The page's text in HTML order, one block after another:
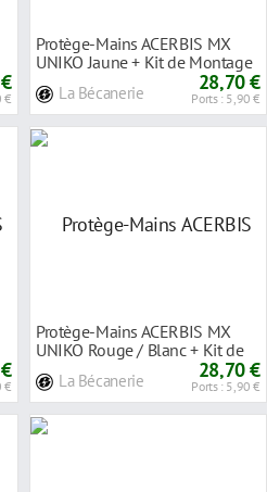
€
Protège-Mains ACERBIS MX
UNIKO Jaune + Kit de Montage
La Bécanerie 28,70 €
Ports : 5,90 €
€
Protège-Mains ACERBIS MX
UNIKO Rouge / Blanc + Kit de
La Bécanerie 28,70 €
Ports : 5,90 €